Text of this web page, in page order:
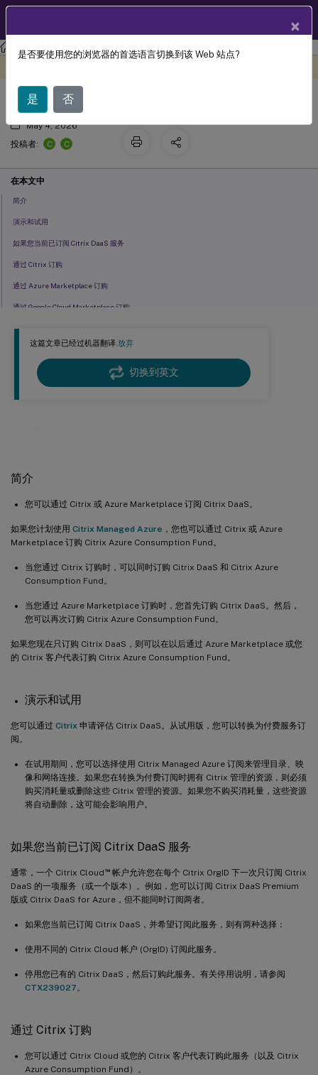
Citrix DaaS
这篇文章已经过机器翻译.放弃
切换到英文
简介
您可以通过 Citrix 或 Azure Marketplace 订阅 Citrix DaaS。
如果您计划使用 Citrix Managed Azure ，您也可以通过 Citrix 或 Azure
Marketplace 订购 Citrix Azure Consumption Fund。
当您通过 Citrix 订购时，可以同时订购 Citrix DaaS 和 Citrix Azure
Consumption Fund。
当您通过 Azure Marketplace 订购时，您首先订购 Citrix DaaS。然后，
您可以再次订购 Citrix Azure Consumption Fund。
如果您现在只订购 Citrix DaaS，则可以在以后通过 Azure Marketplace 或您
的 Citrix 客户代表订购 Citrix Azure Consumption Fund。
演示和试用
您可以通过 Citrix 申请评估 Citrix DaaS。从试用版，您可以转换为付费服务订
阅。
在试用期间，您可以选择使用 Citrix Managed Azure 订阅来管理目录、映
像和网络连接。如果您在转换为付费订阅时拥有 Citrix 管理的资源，则必须
购买消耗量或删除这些 Citrix 管理的资源。如果您不购买消耗量，这些资源
将自动删除，这可能会影响用户。
如果您当前已订阅 Citrix DaaS 服务
通常，一个 Citrix Cloud ™帐户允许您在每个 Citrix OrgID 下一次只订阅 Citrix
DaaS 的一项服务（或一个版本）。例如，您可以订阅 Citrix DaaS Premium
版或 Citrix DaaS for Azure，但不能同时订阅两者。
如果您当前已订阅 Citrix DaaS，并希望订阅此服务，则有两种选择：
使用不同的 Citrix Cloud 帐户 (OrgID) 订阅此服务。
停用您已有的 Citrix DaaS，然后订购此服务。有关停用说明，请参阅
CTX239027 。
通过 Citrix 订购
您可以通过 Citrix Cloud 或您的 Citrix 客户代表订购此服务（以及 Citrix
Azure Consumption Fund）。
注册 Citrix DaaS™
May 4, 2026
投稿者:
C C
在本文中
简介
演示和试用
如果您当前已订阅 Citrix DaaS 服务
通过 Citrix 订购
通过 Azure Marketplace 订购
通过 Google Cloud Marketplace 订购
后续步骤
×
是否要使用您的浏览器的首选语言切换到该 Web 站点?
是 否